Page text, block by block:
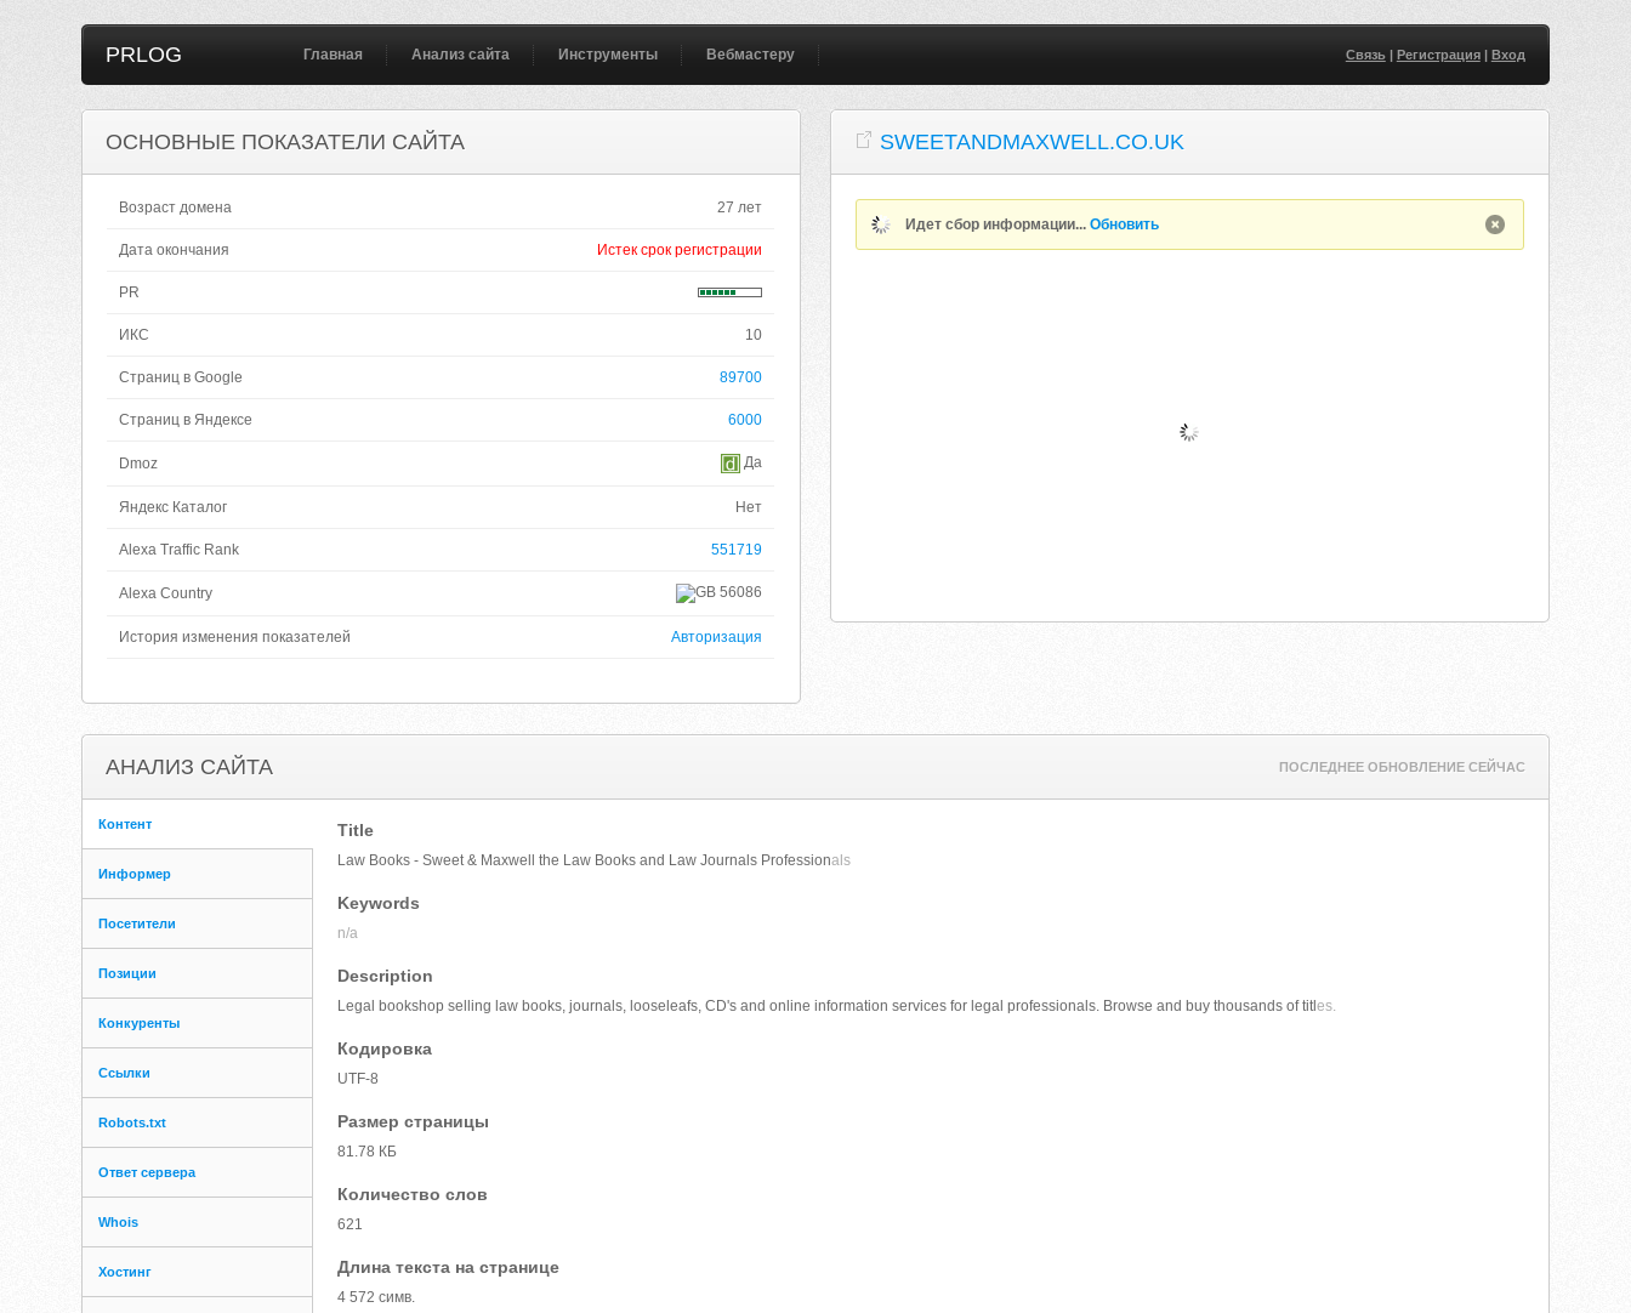
PRLOG Главная Анализ сайта Инструменты Вебмастеру Связь| Регистрация| Вход
ОСНОВНЫЕ ПОКАЗАТЕЛИ САЙТА
Возраст домена 27 лет
Дата окончания Истек срок регистрации
PR
ИКС 10
Страниц в Google 89700
Страниц в Яндексе 6000
Dmoz Да
Яндекс Каталог Нет
Alexa Traffic Rank 551719
Alexa Country 56086
История изменения показателей Авторизация
SWEETANDMAXWELL.CO.UK
Идет сбор информации...Обновить
АНАЛИЗ САЙТА ПОСЛЕДНЕЕ ОБНОВЛЕНИЕ СЕЙЧАС
Контент
Информер
Посетители
Позиции
Конкуренты
Ссылки
Robots.txt
Ответ сервера
Whois
Хостинг
Title
Law Books - Sweet & Maxwell the Law Books and Law Journals Professionals
Keywords
n/a
Description
Legal bookshop selling law books, journals, looseleafs, CD's and online information services for legal professionals. Browse and buy thousands of titles.
Кодировка
UTF-8
Размер страницы
81.78 КБ
Количество слов
621
Длина текста на странице
4 572 симв.